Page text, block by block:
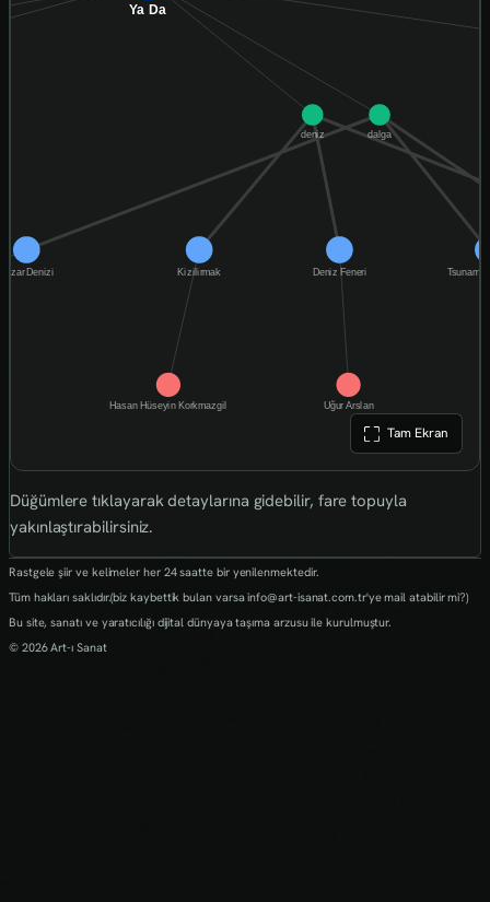
Tam Ekran
Düğümlere tıklayarak detaylarına gidebilir, fare topuyla
yakınlaştırabilirsiniz.
Rastgele şiir ve kelimeler her 24 saatte bir yenilenmektedir.
Tüm hakları saklıdır.(biz kaybettik bulan varsa info@art-isanat.com.tr'ye mail atabilir mi?)
Bu site, sanatı ve yaratıcılığı dijital dünyaya taşıma arzusu ile kurulmuştur.
© 2026 Art-ı Sanat